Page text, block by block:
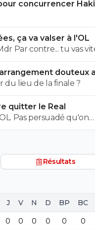
concurrencer
ça va valser à l'OL
vite
sombrer. ^^
douteux
du lieu de la finale ?
quitter le Real
Pas persuadé qu'on
pas trop a son poste.
avant....
Résultats
J V N D BP BC
0 0 0 0 0 0